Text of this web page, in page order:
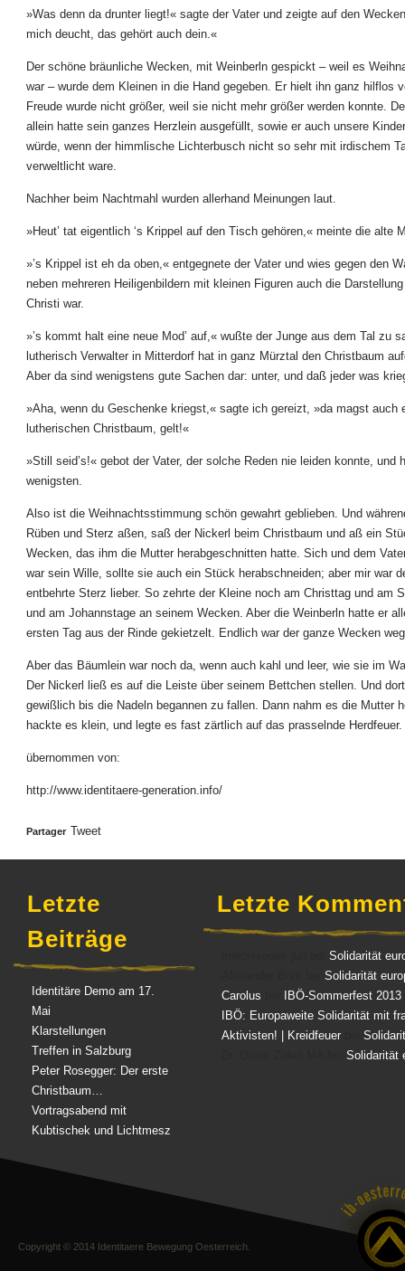
»Was denn da drunter liegt!« sagte der Vater und zeigte auf den
mich deucht, das gehört auch dein.«
Der schöne bräunliche Wecken, mit Weinberln gespickt – weil es
war – wurde dem Kleinen in die Hand gegeben. Er hielt ihn ganz hilflos
Freude wurde nicht größer, weil sie nicht mehr größer werden konnte.
allein hatte sein ganzes Herzlein ausgefüllt, sowie er auch unsere
würde, wenn der himmlische Lichterbusch nicht so sehr mit irdischem
verweltlicht ware.
Nachher beim Nachtmahl wurden allerhand Meinungen laut.
»Heut’ tat eigentlich ‘s Krippel auf den Tisch gehören,« meinte die alte
»’s Krippel ist eh da oben,« entgegnete der Vater und wies gegen den
neben mehreren Heiligenbildern mit kleinen Figuren auch die
Christi war.
»’s kommt halt eine neue Mod’ auf,« wußte der Junge aus dem Tal zu
lutherisch Verwalter in Mitterdorf hat in ganz Mürztal den Christbaum
Aber da sind wenigstens gute Sachen dar: unter, und daß jeder was
»Aha, wenn du Geschenke kriegst,« sagte ich gereizt, »da magst auch
lutherischen Christbaum, gelt!«
»Still seid’s!« gebot der Vater, der solche Reden nie leiden konnte, und
wenigsten.
Also ist die Weihnachtsstimmung schön gewahrt geblieben. Und
Rüben und Sterz aßen, saß der Nickerl beim Christbaum und aß ein
Wecken, das ihm die Mutter herabgeschnitten hatte. Sich und dem
war sein Wille, sollte sie auch ein Stück herabschneiden; aber mir war
entbehrte Sterz lieber. So zehrte der Kleine noch am Christtag und am
und am Johannstage an seinem Wecken. Aber die Weinberln hatte er
ersten Tag aus der Rinde gekietzelt. Endlich war der ganze Wecken
Aber das Bäumlein war noch da, wenn auch kahl und leer, wie sie im
Der Nickerl ließ es auf die Leiste über seinem Bettchen stellen. Und
gewißlich bis die Nadeln begannen zu fallen. Dann nahm es die Mutter
hackte es klein, und legte es fast zärtlich auf das prasselnde Herdfeuer.
übernommen von:
http://www.identitaere-generation.info/
Partager Tweet
Letzte
Beiträge
Identitäre Demo am 17.
Mai
Klarstellungen
Treffen in Salzburg
Peter Rosegger: Der erste
Christbaum…
Vortragsabend mit
Kubtischek und Lichtmesz
Letzte
Solidarität
Solidarität
Carolus
IBÖ-Sommerfest 2013
IBÖ: Europaweite Solidarität mit
Aktivisten! | Kreidfeuer
Solidarität
Copyright © 2014 Identitaere Bewegung Oesterreich.